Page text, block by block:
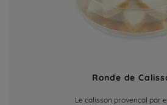
Ronde de
Le calisson provençal par